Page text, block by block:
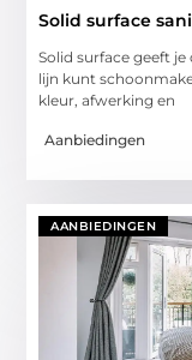
Solid surface
Solid surface geeft
lijn kunt
kleur, afwerking en
Aanbiedingen
AANBIEDINGEN